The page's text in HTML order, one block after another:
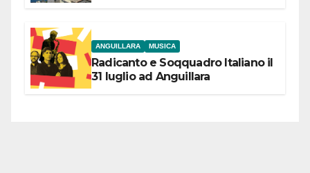
ANGUILLARA MUSICA
Radicanto e Soqquadro Italiano il
31 luglio ad Anguillara